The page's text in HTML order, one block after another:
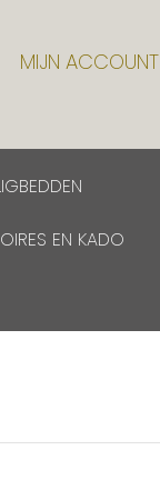
MIJN ACCOUNT
EN KADO